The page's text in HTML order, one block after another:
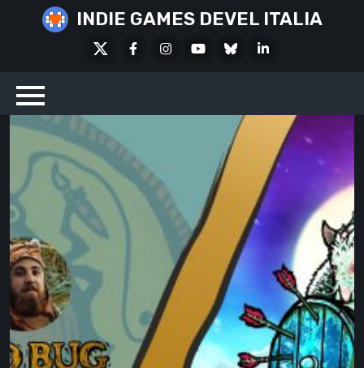
INDIE GAMES DEVEL ITALIA
FacebookInstagramYoutubeBlueskyLinkedIn